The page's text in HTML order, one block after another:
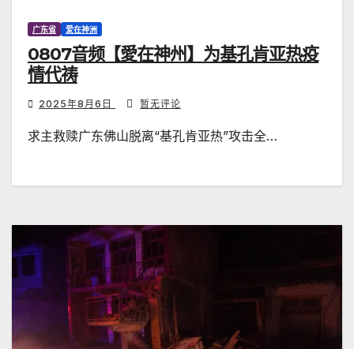
广东省 爱在神洲
0807音频【愛在神州】为基孔肯亚热疫
情代祷
2025年8月6日 暂无评论
求主救赎广东佛山脱离“基孔肯亚热”攻击全…